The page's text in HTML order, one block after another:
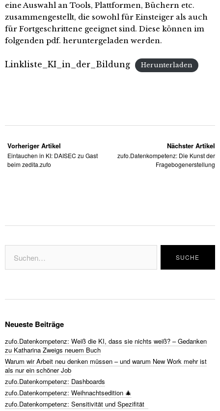
eine Auswahl an Tools, Plattformen, Büchern etc.
zusammengestellt, die sowohl für Einsteiger als auch
für Fortgeschrittene geeignet sind. Diese können im
folgenden pdf. heruntergeladen werden.
Linkliste_KI_in_der_Bildung Herunterladen
Vorheriger Artikel
Eintauchen in KI: DAISEC zu Gast
beim zedita.zufo
Nächster Artikel
zufo.Datenkompetenz: Die Kunst der
Fragebogenerstellung
Neueste Beiträge
zufo.Datenkompetenz: Weiß die KI, dass sie nichts weiß? – Gedanken
zu Katharina Zweigs neuem Buch
Warum wir Arbeit neu denken müssen – und warum New Work mehr ist
als nur ein schöner Job
zufo.Datenkompetenz: Dashboards
zufo.Datenkompetenz: Weihnachtsedition 🎄
zufo.Datenkompetenz: Sensitivität und Spezifität